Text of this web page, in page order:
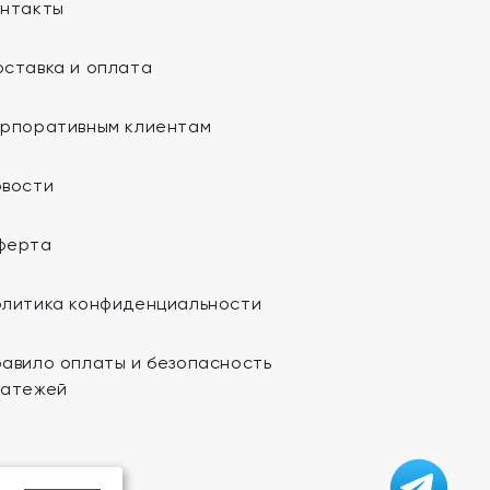
и оплата
клиентам
конфиденциальности
оплаты и безопасность